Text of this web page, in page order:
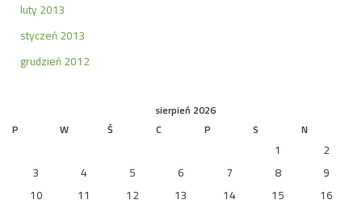
luty 2013
styczeń 2013
grudzień 2012
sierpień 2026
P
W Ś C P S N
1
2
3
4 5 6 7 8
9
10
11 12 13 14 15
16